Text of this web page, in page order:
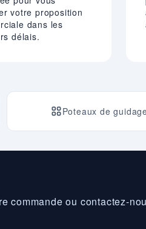
votre proposition
dans les
délais.
Poteaux de
commande ou contactez-